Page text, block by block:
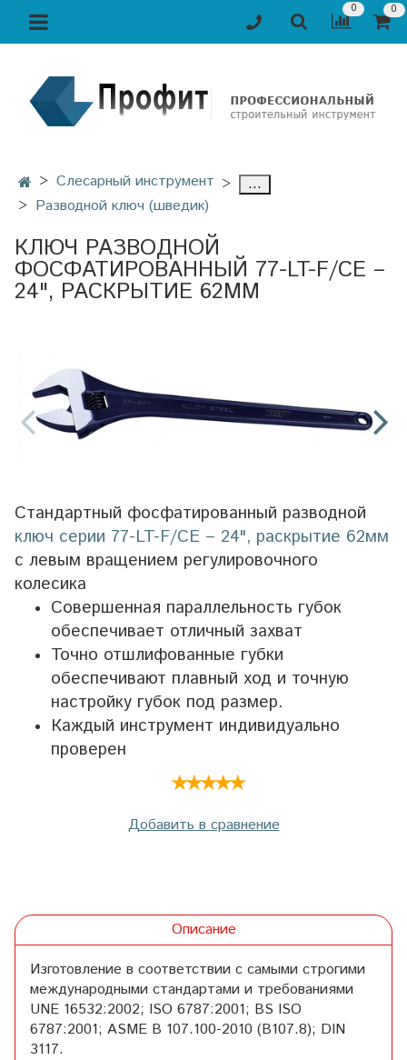
0 0
Слесарный инструмент
...
Разводной ключ (шведик)
КЛЮЧ РАЗВОДНОЙ
ФОСФАТИРОВАННЫЙ 77-LT-F/CE –
24", РАСКРЫТИЕ 62ММ
Стандартный фосфатированный разводной
ключ серии 77-LT-F/CE – 24", раскрытие 62мм
с левым вращением регулировочного
колесика
Совершенная параллельность губок
обеспечивает отличный захват
Точно отшлифованные губки
обеспечивают плавный ход и точную
настройку губок под размер.
Каждый инструмент индивидуально
проверен
Добавить в сравнение
Описание
Изготовление в соответствии с самыми строгими
международными стандартами и требованиями
UNE 16532:2002; ISO 6787:2001; BS ISO
6787:2001; ASME B 107.100-2010 (B107.8); DIN
3117.